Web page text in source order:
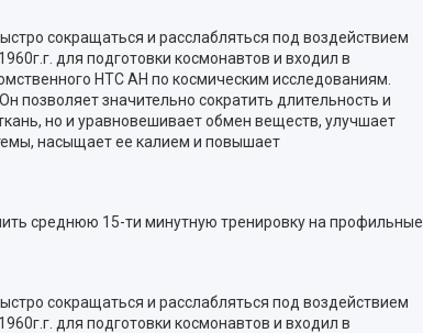
сокращаться и расслабляться под воздействием
для подготовки космонавтов и входил в
НТС АН по космическим исследованиям.
позволяет значительно сократить длительность и
но и уравновешивает обмен веществ, улучшает
насыщает ее калием и повышает
среднюю 15-ти минутную тренировку на профильные
сокращаться и расслабляться под воздействием
для подготовки космонавтов и входил в